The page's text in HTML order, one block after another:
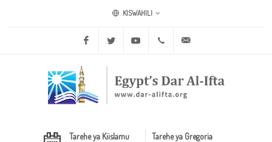
KISWAHILI
Facebook Twitter Youtube +20 2 25970400
Tarehe ya Kiislamu
Tarehe ya Gregoria